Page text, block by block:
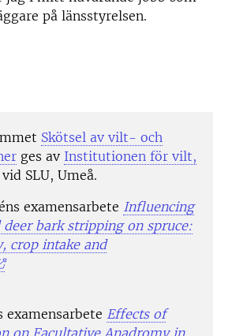
på länsstyrelsen.
Skötsel av vilt- och
ges av Institutionen för vilt,
vid SLU, Umeå.
examensarbete Influencing
bark stripping on spruce:
crop intake and
examensarbete Effects of